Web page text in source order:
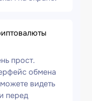
прост.
обмена
видеть
перед